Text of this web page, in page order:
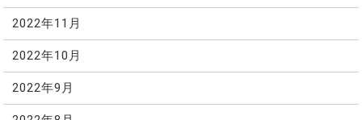
2022年11月
2022年10月
2022年9月